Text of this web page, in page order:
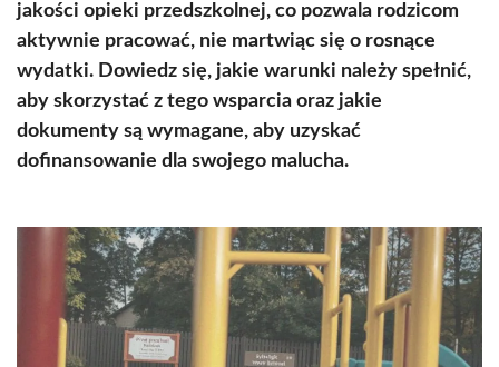
jakości opieki przedszkolnej, co pozwala rodzicom
aktywnie pracować, nie martwiąc się o rosnące
wydatki. Dowiedz się, jakie warunki należy spełnić,
aby skorzystać z tego wsparcia oraz jakie
dokumenty są wymagane, aby uzyskać
dofinansowanie dla swojego malucha.